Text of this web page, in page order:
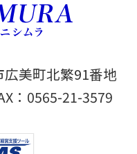
美町北繁91番地
：0565-21-3579